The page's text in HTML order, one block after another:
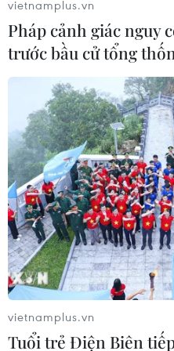
Xử sơ thẩm vụ án
đồng tại ngân hàng
19/11/2020 06:36
Từ năm 2007-2013, Trần
cáo trong vụ án và các đối
hành vi vi phạm quy định
thiệt hại cho DAB hơn
vietnamplus.vn
Pháp cảnh giác nguy
trước bầu cử tổng
vietnamplus.vn
Tuổi trẻ Điện Biên